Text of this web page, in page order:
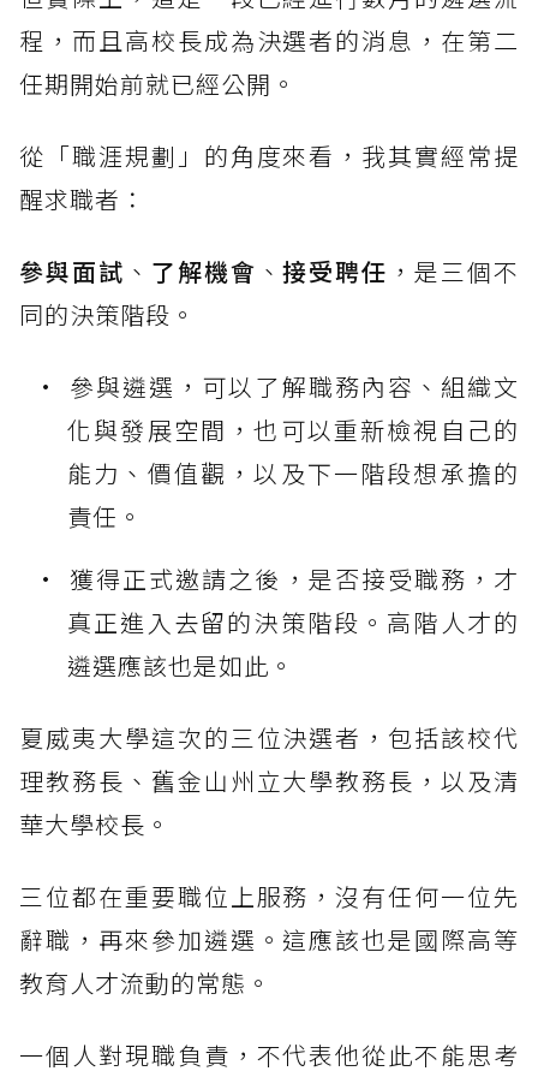
程，而且高校長成為決選者的消息，在第二
任期開始前就已經公開。
從「職涯規劃」的角度來看，我其實經常提
醒求職者：
參與面試 、 了解機會 、接受聘任 ，是三個不
同的決策階段。
參與遴選，可以了解職務內容、組織文
化與發展空間，也可以重新檢視自己的
能力、價值觀，以及下一階段想承擔的
責任。
獲得正式邀請之後，是否接受職務，才
真正進入去留的決策階段。高階人才的
遴選應該也是如此。
夏威夷大學這次的三位決選者，包括該校代
理教務長、舊金山州立大學教務長，以及清
華大學校長。
三位都在重要職位上服務，沒有任何一位先
辭職，再來參加遴選。這應該也是國際高等
教育人才流動的常態。
一個人對現職負責，不代表他從此不能思考